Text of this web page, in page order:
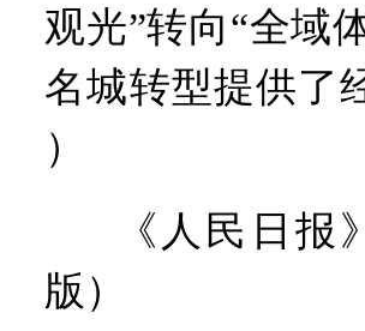
观光”转向“全域
名城转型提供了
）
《人民日报
版）